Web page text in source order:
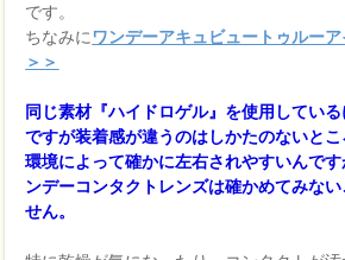
です。
ちなみに ワンデーアキュビュートゥルー
＞＞
同じ素材『ハイドロゲル』を使用してい
ですが装着感が違うのはしかたのないと
環境によって確かに左右されやすいんで
ンデーコンタクトレンズは確かめてみな
せん。